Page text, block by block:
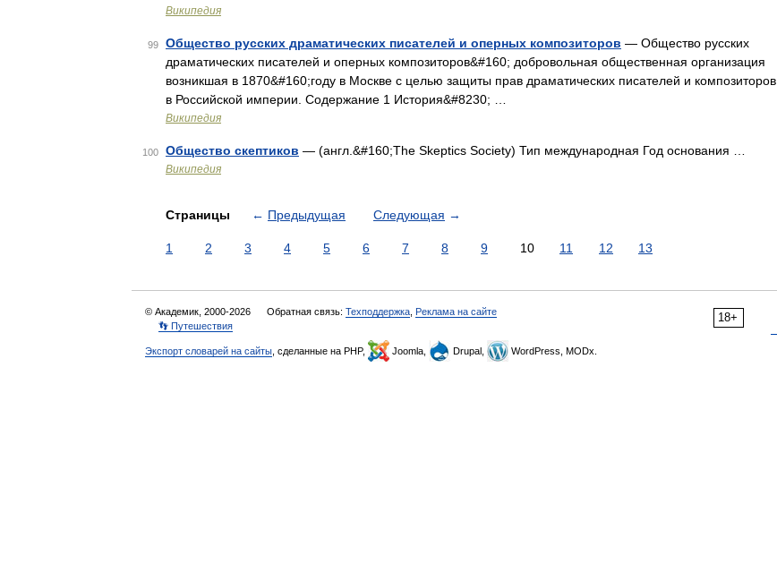
Википедия
99 Общество русских драматических писателей и оперных композиторов — Общество русских
драматических писателей и оперных композиторов&#160; добровольная общественная организация
возникшая в 1870&#160;году в Москве с целью защиты прав драматических писателей и композиторов
в Российской империи. Содержание 1 История&#8230; …
Википедия
100 Общество скептиков — (англ.&#160;The Skeptics Society) Тип международная Год основания …
Википедия
Страницы ← Предыдущая Следующая →
1 2 3 4 5 6 7 8 9 10 11 12 13
18+
© Академик, 2000-2026 Обратная связь: Техподдержка Реклама на сайте
👣 Путешествия
Экспорт словарей на сайты , сделанные на PHP, Joomla, Drupal, WordPress, MODx.